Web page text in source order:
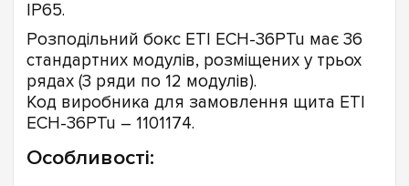
ІР65.
Розподільний бокс ETI ECH-36PTu має 36
стандартних модулів, розміщених у трьох
рядах (3 ряди по 12 модулів).
Код виробника для замовлення щита ETI
ECH-36PTu – 1101174.
Особливості: